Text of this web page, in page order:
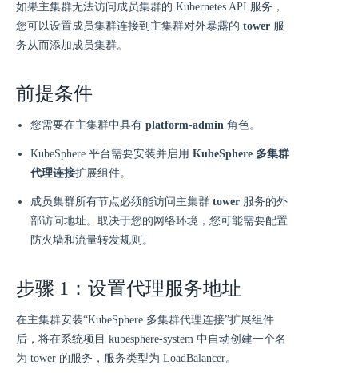
如果主集群无法访问成员集群的 Kubernetes API 服务，
您可以设置成员集群连接到主集群对外暴露的 tower 服
务从而添加成员集群。
前提条件
您需要在主集群中具有 platform-admin 角色。
KubeSphere 平台需要安装并启用 KubeSphere 多集群
代理连接扩展组件。
成员集群所有节点必须能访问主集群 tower 服务的外
部访问地址。取决于您的网络环境，您可能需要配置
防火墙和流量转发规则。
步骤 1：设置代理服务地址
在主集群安装“KubeSphere 多集群代理连接”扩展组件
后，将在系统项目 kubesphere-system 中自动创建一个名
为 tower 的服务，服务类型为 LoadBalancer。